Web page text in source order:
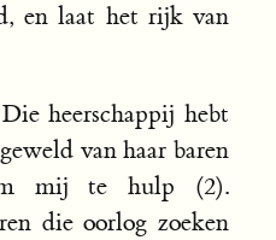
en laat het rijk van
heerschappij hebt
van haar baren
mij te hulp (2).
die oorlog zoeken